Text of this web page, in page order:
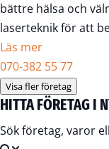
bättre hälsa och
laserteknik för att
Läs mer
070-382 55 77
Visa fler företag
HITTA FÖRETAG I
Sök företag, varor